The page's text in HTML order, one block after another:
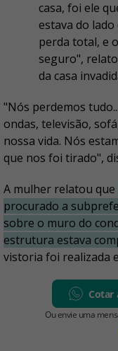
casa, foi ele
estava do
perda total, e
seguro",
da casa
"Nós perdemos
ondas, televisão,
nossa vida. Nós
que nos foi tirado",
A mulher relatou que
procurado a
sobre o muro do
estrutura estava
vistoria foi realizada